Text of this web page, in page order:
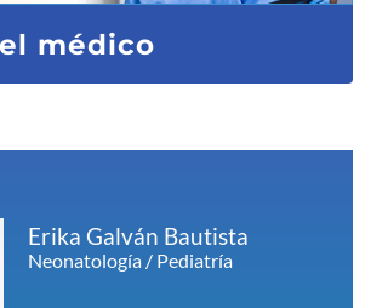
médico
Erika Galván Bautista
Neonatología / Pediatría